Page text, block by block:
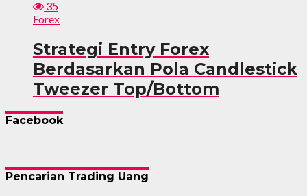
35
Forex
Strategi Entry Forex
Berdasarkan Pola Candlestick
Tweezer Top/Bottom
Facebook
Pencarian Trading Uang